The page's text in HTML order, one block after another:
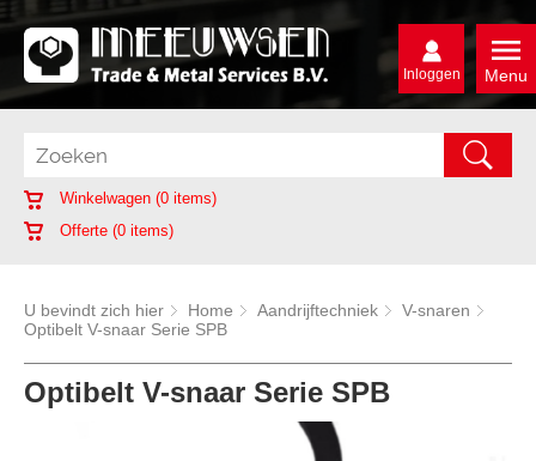
Menu
Inloggen
Winkelwagen (0 items)
Offerte (0 items)
U bevindt zich hier Home Aandrijftechniek
V-snaren
Optibelt V-snaar Serie SPB
Optibelt V-snaar Serie SPB